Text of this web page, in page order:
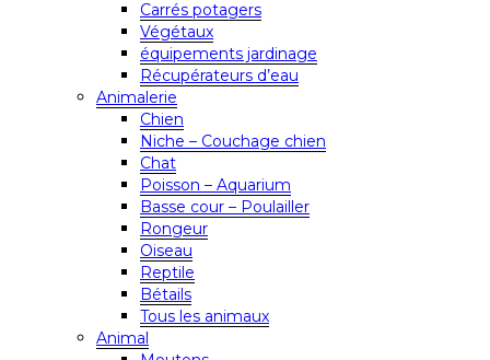
Carrés potagers
Végétaux
équipements jardinage
Récupérateurs d’eau
Animalerie
Chien
Niche – Couchage chien
Chat
Poisson – Aquarium
Basse cour – Poulailler
Rongeur
Oiseau
Reptile
Bétails
Tous les animaux
Animal